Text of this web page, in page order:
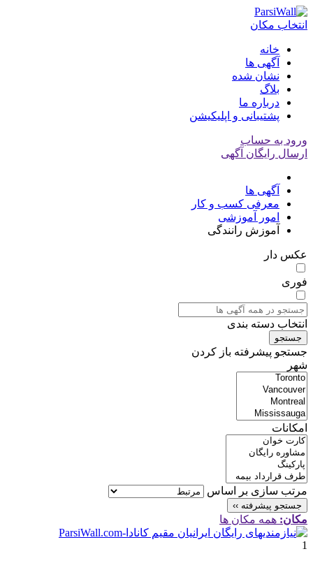
انتخاب مکان
خانه
آگهی ها
نشان شده
بلاگ
درباره ما
پشتیبانی و اپلیکیشن
ورود به حساب
ارسال رایگان آگهی
آگهی ها
معرفی کسب و کار
امور آموزشی
آموزش رانندگی
عکس دار
فوری
انتخاب دسته بندی
جستجو
جستجو پیشرفته باز کردن
شهر
امکانات
مرتب سازی بر اساس
جستجو پیشرفته ››
مکان: همه مکان ها
1